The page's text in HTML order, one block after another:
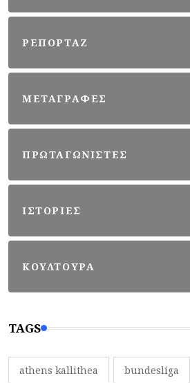
ΡΕΠΟΡΤΑΖ
ΜΕΤΑΓΡΑΦΕΣ
ΠΡΩΤΑΓΩΝΙΣΤΕΣ
ΙΣΤΟΡΙΕΣ
ΚΟΥΛΤΟΥΡΑ
TAGS
athens kallithea bundesliga